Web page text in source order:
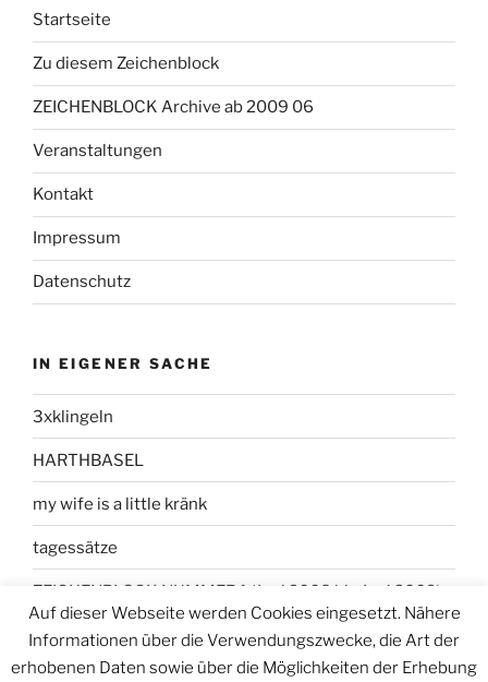
Startseite
Zu diesem Zeichenblock
ZEICHENBLOCK Archive ab 2009 06
Veranstaltungen
Kontakt
Impressum
Datenschutz
IN EIGENER SACHE
3xklingeln
HARTHBASEL
my wife is a little kränk
tagessätze
ZEICHENBLOCK NUMMER 1 (Juni 2008 bis Juni 2009)
Auf dieser Webseite werden Cookies eingesetzt. Nähere
Informationen über die Verwendungszwecke, die Art der
erhobenen Daten sowie über die Möglichkeiten der Erhebung